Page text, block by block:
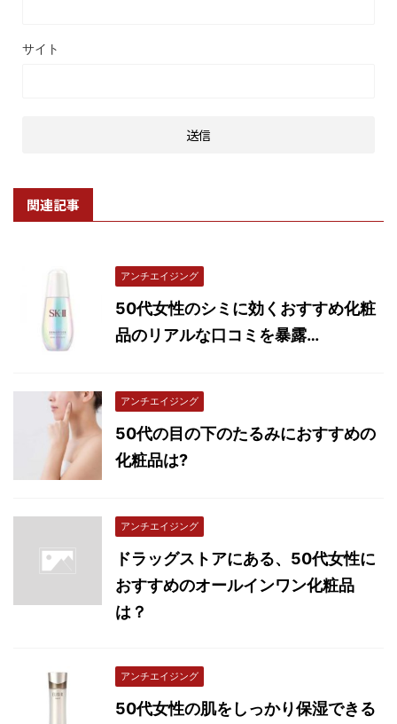
サイト
関連記事
アンチエイジング
50代女性のシミに効くおすすめ化粧
品のリアルな口コミを暴露…
アンチエイジング
50代の目の下のたるみにおすすめの
化粧品は?
アンチエイジング
ドラッグストアにある、50代女性に
おすすめのオールインワン化粧品
は？
アンチエイジング
50代女性の肌をしっかり保湿できる